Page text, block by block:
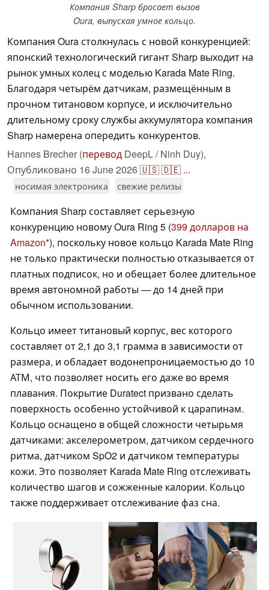
Компания Sharp бросает вызов
Oura, выпуская умное кольцо.
Компания Oura столкнулась с новой конкуренцией:
японский технологический гигант Sharp выходит на
рынок умных колец с моделью Karada Mate Ring.
Благодаря четырём датчикам, размещённым в
прочном титановом корпусе, и исключительно
длительному сроку службы аккумулятора компания
Sharp намерена опередить конкурентов.
Hannes Brecher (перевод DeepL / Ninh Duy),
Опубликовано 16 June 2026🇺🇸🇩🇪 ...
носимая электроника свежие релизы
Компания Sharp составляет серьезную
конкуренцию новому Oura Ring 5 (399 долларов на
Amazon ), поскольку новое кольцо Karada Mate Ring
не только практически полностью отказывается от
платных подписок, но и обещает более длительное
время автономной работы — до 14 дней при
обычном использовании.
Кольцо имеет титановый корпус, вес которого
составляет от 2,1 до 3,1 грамма в зависимости от
размера, и обладает водонепроницаемостью до 10
АТМ, что позволяет носить его даже во время
плавания. Покрытие Duratect призвано сделать
поверхность особенно устойчивой к царапинам.
Кольцо оснащено в общей сложности четырьмя
датчиками: акселерометром, датчиком сердечного
ритма, датчиком SpO2 и датчиком температуры
кожи. Это позволяет Karada Mate Ring отслеживать
количество шагов и сожженные калории. Кольцо
также поддерживает отслеживание фаз сна.